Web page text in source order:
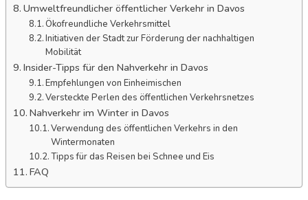
Umweltfreundlicher öffentlicher Verkehr in Davos
Ökofreundliche Verkehrsmittel
Initiativen der Stadt zur Förderung der nachhaltigen
Mobilität
Insider-Tipps für den Nahverkehr in Davos
Empfehlungen von Einheimischen
Versteckte Perlen des öffentlichen Verkehrsnetzes
Nahverkehr im Winter in Davos
Verwendung des öffentlichen Verkehrs in den
Wintermonaten
Tipps für das Reisen bei Schnee und Eis
FAQ